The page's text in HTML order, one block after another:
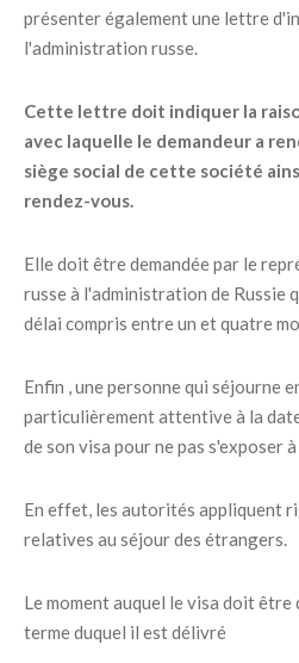
présenter également une lettre
l'administration russe.
Cette lettre doit indiquer la
avec laquelle le demandeur a
siège social de cette société
rendez-vous.
Elle doit être demandée par le
russe à l'administration de Russie
délai compris entre un et quatre
Enfin , une personne qui séjourne
particulièrement attentive à la
de son visa pour ne pas s'exposer
En effet, les autorités appliquent
relatives au séjour des étrangers.
Le moment auquel le visa doit être
terme duquel il est délivré